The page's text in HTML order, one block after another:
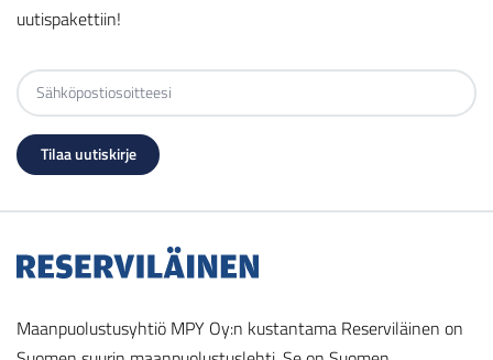
uutispakettiin!
Maanpuolustusyhtiö MPY Oy:n kustantama Reserviläinen on